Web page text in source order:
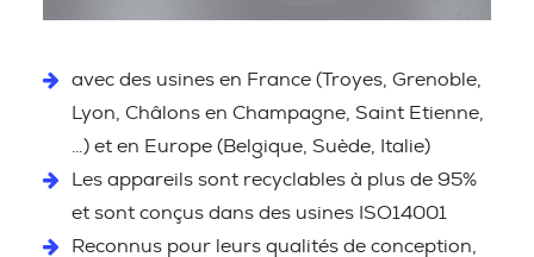
avec des usines en France (Troyes, Grenoble,
Lyon, Châlons en Champagne, Saint Etienne,
…) et en Europe (Belgique, Suède, Italie)
Les appareils sont recyclables à plus de 95%
et sont conçus dans des usines ISO14001
Reconnus pour leurs qualités de conception,